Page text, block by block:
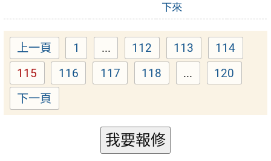
下來
修
上一頁 Page
1 ... Page
112 Page
113 Page
114
Page
115 Page
116 Page
117 Page
118 ... Page
120
下一頁
我要報修